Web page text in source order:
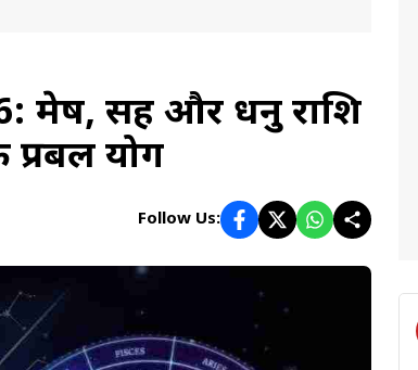
मेष, सिंह और धनु राशि
योग
Follow Us: